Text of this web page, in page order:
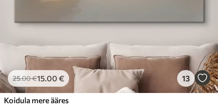
25.00€15.00 € 13
Koidula mere ääres